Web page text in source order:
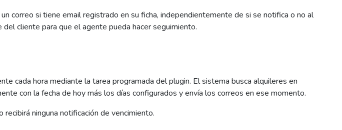
correo si tiene email registrado en su ficha, independientemente de si se notifica o no al
cliente para que el agente pueda hacer seguimiento.
cada hora mediante la tarea programada del plugin. El sistema busca alquileres en
con la fecha de hoy más los días configurados y envía los correos en ese momento.
ninguna notificación de vencimiento.